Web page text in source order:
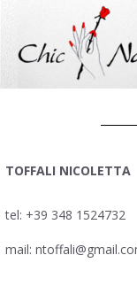
TOFFALI NICOLETTA
tel: +39 348 1524732
mail: